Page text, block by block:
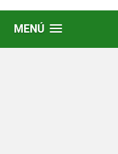
MENÚ